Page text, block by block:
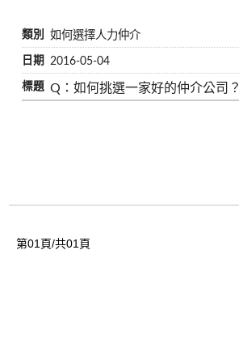
如何選擇人力仲介
2016-05-04
Q：如何挑選一家好的仲介公司？
第01頁/共01頁